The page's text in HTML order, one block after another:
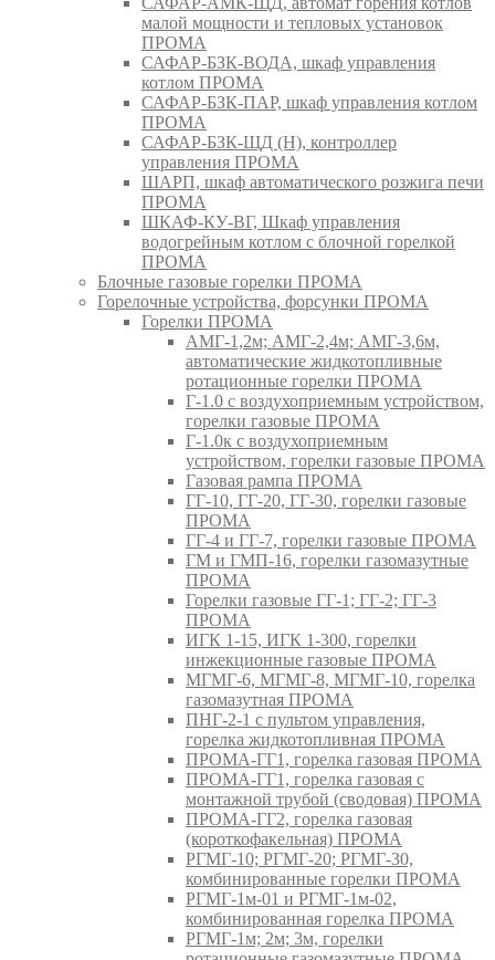
малой мощности и тепловых установок
ПРОМА
САФАР-БЗК-ВОДА, шкаф управления
котлом ПРОМА
САФАР-БЗК-ПАР, шкаф управления котлом
ПРОМА
САФАР-БЗК-ЩД (Н), контроллер
управления ПРОМА
ШАРП, шкаф автоматического розжига печи
ПРОМА
ШКАФ-КУ-ВГ, Шкаф управления
водогрейным котлом с блочной горелкой
ПРОМА
Блочные газовые горелки ПРОМА
Горелочные устройства, форсунки ПРОМА
Горелки ПРОМА
АМГ-1,2м; АМГ-2,4м; АМГ-3,6м,
автоматические жидкотопливные
ротационные горелки ПРОМА
Г-1.0 с воздухоприемным устройством,
горелки газовые ПРОМА
Г-1.0к с воздухоприемным
устройством, горелки газовые ПРОМА
Газовая рампа ПРОМА
ГГ-10, ГГ-20, ГГ-30, горелки газовые
ПРОМА
ГГ-4 и ГГ-7, горелки газовые ПРОМА
ГМ и ГМП-16, горелки газомазутные
ПРОМА
Горелки газовые ГГ-1; ГГ-2; ГГ-3
ПРОМА
ИГК 1-15, ИГК 1-300, горелки
инжекционные газовые ПРОМА
МГМГ-6, МГМГ-8, МГМГ-10, горелка
газомазутная ПРОМА
ПНГ-2-1 с пультом управления,
горелка жидкотопливная ПРОМА
ПРОМА-ГГ1, горелка газовая ПРОМА
ПРОМА-ГГ1, горелка газовая с
монтажной трубой (сводовая) ПРОМА
ПРОМА-ГГ2, горелка газовая
(короткофакельная) ПРОМА
РГМГ-10; РГМГ-20; РГМГ-30,
комбинированные горелки ПРОМА
РГМГ-1м-01 и РГМГ-1м-02,
комбинированная горелка ПРОМА
РГМГ-1м; 2м; 3м, горелки